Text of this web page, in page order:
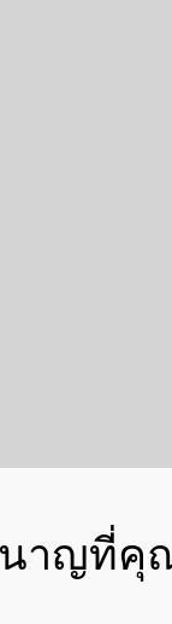
นาญที่คุ